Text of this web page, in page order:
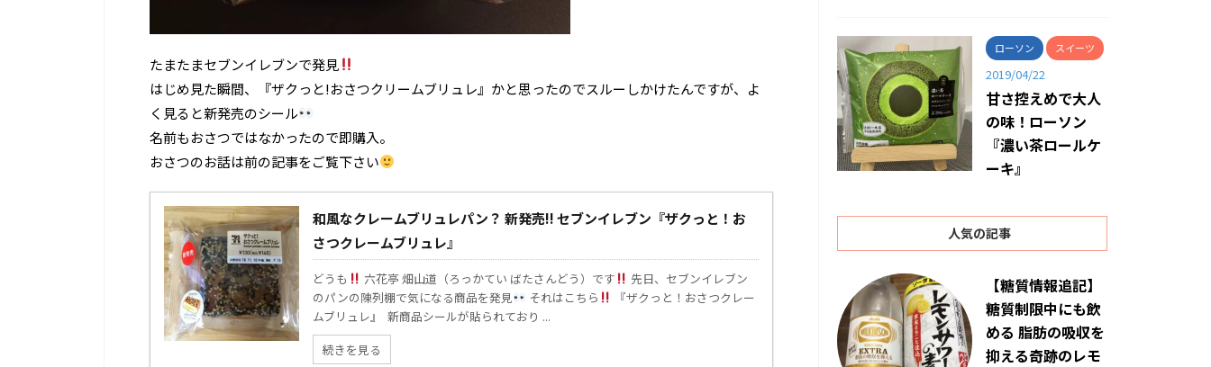
たまたまセブンイレブンで発見
はじめ見た瞬間、『ザクっと!おさつクリームブリュレ』かと思ったのでスルーしかけたんですが、よ
く見ると新発売のシール
名前もおさつではなかったので即購入。
おさつのお話は前の記事をご覧下さい
和風なクレームブリュレパン？ 新発売!! セブンイレブン『ザクっと！お
さつクレームブリュレ』
どうも 六花亭 畑山道（ろっかてい ばたさんどう）です
先日、セブンイレブン
のパンの陳列棚で気になる商品を発見
それはこちら
『ザクっと！おさつクレー
ムブリュレ』 新商品シールが貼られており ...
続きを見る
ローソン スイーツ
2019/04/22
甘さ控えめで大人
の味！ローソン
『濃い茶ロールケ
ーキ』
人気の記事
【糖質情報追記】
糖質制限中にも飲
める 脂肪の吸収を
抑える奇跡のレモ